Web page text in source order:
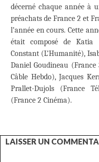
décerné chaque année à
préachats de France 2 et
l’année en cours. Cette
était composé de Katia
Constant (L’Humanité),
Daniel Goudineau
Câble Hebdo), Jacques
Prallet-Dujols (France
(France 2 Cinéma).
LAISSER UN